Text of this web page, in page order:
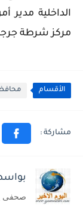
الداخلية
مركز شرطة
الأقسام
صحفى